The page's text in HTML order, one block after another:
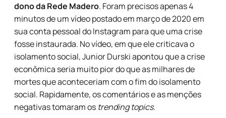
dono da Rede Madero. Foram precisos apenas 4
minutos de um vídeo postado em março de 2020 em
sua conta pessoal do Instagram para que uma crise
fosse instaurada. No vídeo, em que ele criticava o
isolamento social, Junior Durski apontou que a crise
econômica seria muito pior do que as milhares de
mortes que aconteceriam com o fim do isolamento
social. Rapidamente, os comentários e as menções
negativas tomaram os trending topics.